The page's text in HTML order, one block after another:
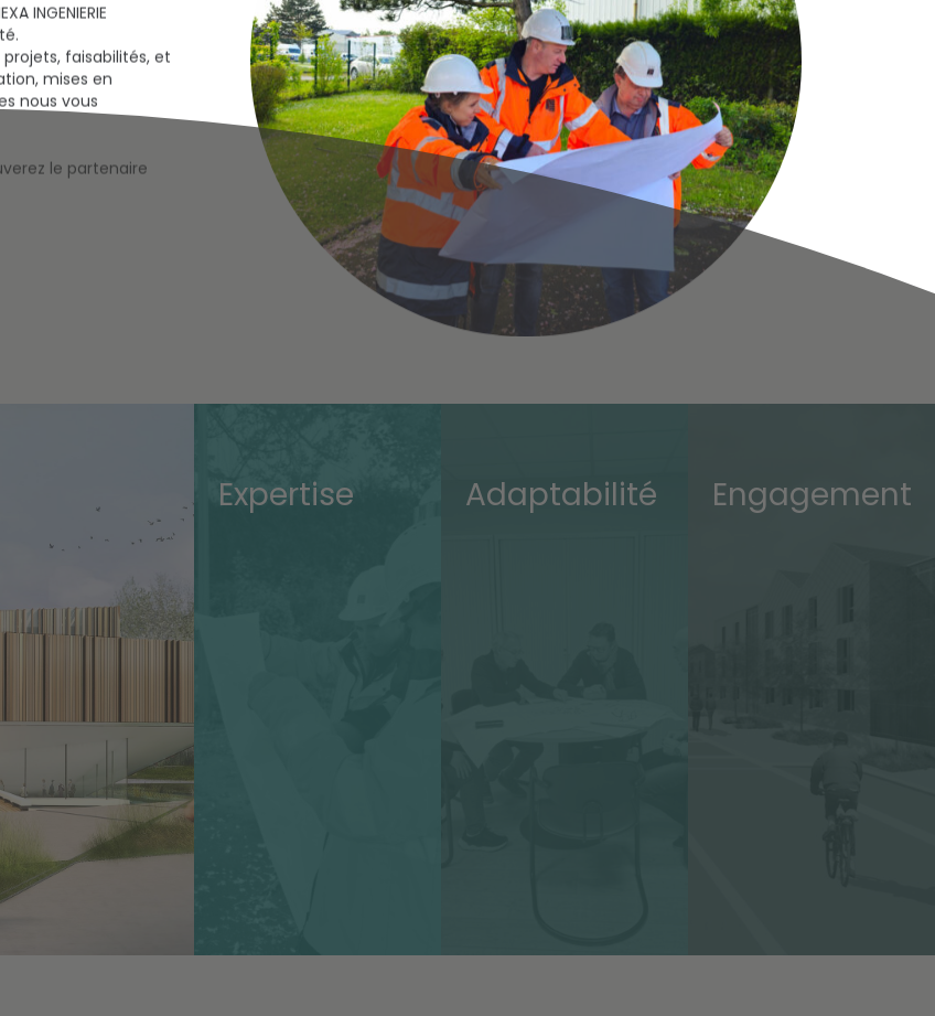
INGENIERIE
faisabilités, et
mises en
nous vous
le partenaire
Expertise Adaptabilité Engagement